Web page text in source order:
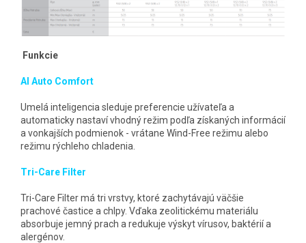
Funkcie
AI Auto Comfort
Umelá inteligencia sleduje preferencie užívateľa a
automaticky nastaví vhodný režim podľa získaných informácií
a vonkajších podmienok - vrátane Wind-Free režimu alebo
režimu rýchleho chladenia.
Tri-Care Filter
Tri-Care Filter má tri vrstvy, ktoré zachytávajú väčšie
prachové častice a chlpy. Vďaka zeolitickému materiálu
absorbuje jemný prach a redukuje výskyt vírusov, baktérií a
alergénov.